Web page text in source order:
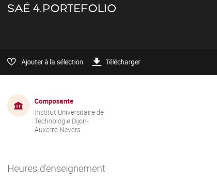
SAÉ 4.PORTEFOLIO
Ajouter à la sélection Télécharger
Composante
Institut Universitaire de
Technologie Dijon-
Auxerre-Nevers
Heures d'enseignement